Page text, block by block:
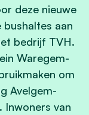
deze nieuwe
aan
bedrijf TVH.
Waregem-
om
Avelgem-
Inwoners van